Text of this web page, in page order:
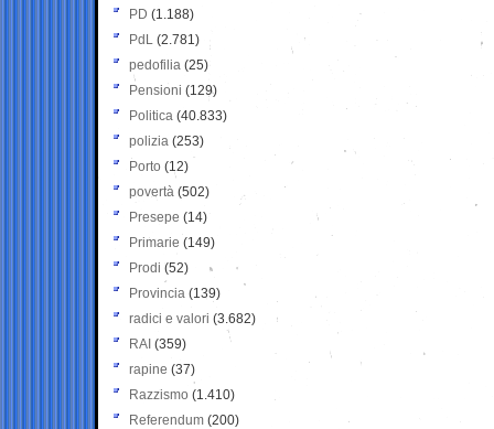
PD (1.188)
PdL (2.781)
pedofilia (25)
Pensioni (129)
Politica (40.833)
polizia (253)
Porto (12)
povertà (502)
Presepe (14)
Primarie (149)
Prodi (52)
Provincia (139)
radici e valori (3.682)
RAI (359)
rapine (37)
Razzismo (1.410)
Referendum (200)